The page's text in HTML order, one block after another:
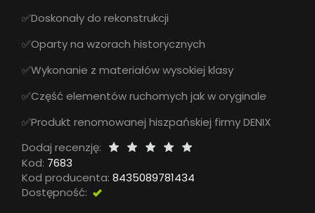
✅Doskonały do rekonstrukcji
✅Oparty na wzorach historycznych
✅Wykonanie z materiałów wysokiej klasy
✅Część elementów ruchomych jak w oryginale
✅Produkt renomowanej hiszpańskiej firmy DENIX
Dodaj recenzję:
Kod: 7683
Kod producenta: 8435089781434
Dostępność: